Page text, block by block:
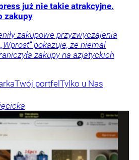
już nie takie atrakcyjne.
zakupy
zakupowe przyzwyczajenia
pokazuje, że niemal
zakupy na azjatyckich
Twój portfelTylko u Nas